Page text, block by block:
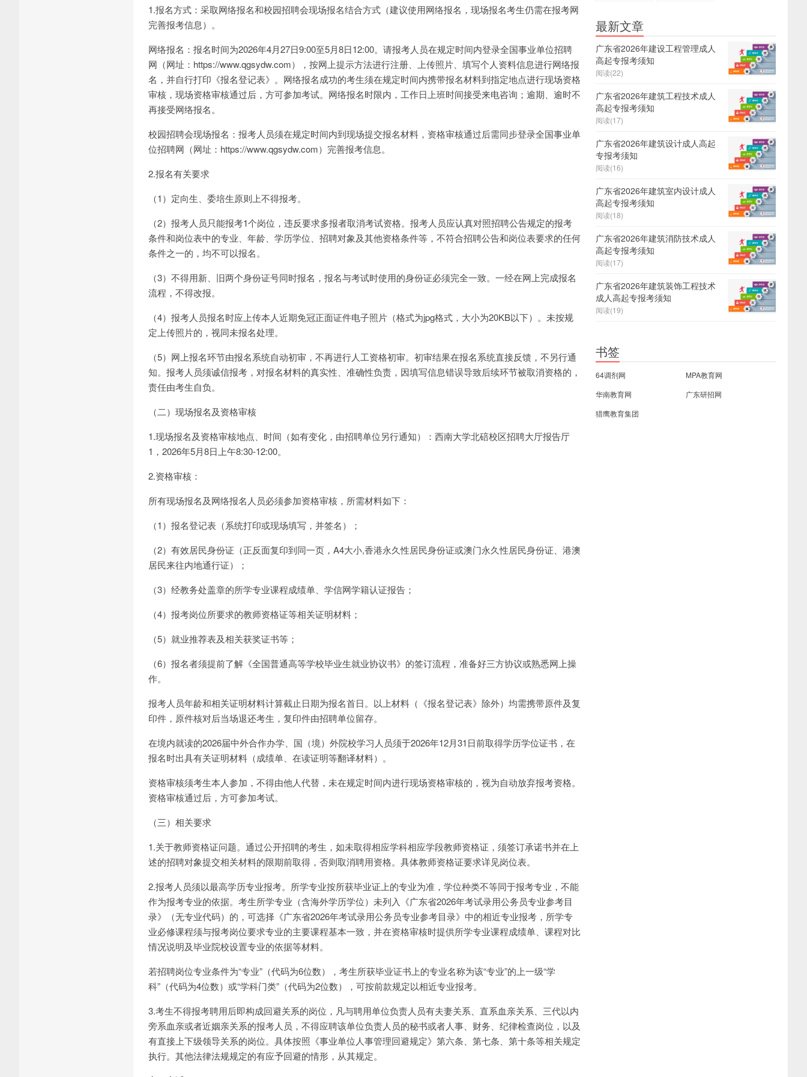
1.报名方式：采取网络报名和校园招聘会现场报名结合方式（建议使用网络报名，现场报名考生仍需在报考网
完善报考信息）。
网络报名：报名时间为2026年4月27日9:00至5月8日12:00。请报考人员在规定时间内登录全国事业单位招聘
网（网址：https://www.qgsydw.com），按网上提示方法进行注册、上传照片、填写个人资料信息进行网络报
名，并自行打印《报名登记表》。网络报名成功的考生须在规定时间内携带报名材料到指定地点进行现场资格
审核，现场资格审核通过后，方可参加考试。网络报名时限内，工作日上班时间接受来电咨询；逾期、逾时不
再接受网络报名。
校园招聘会现场报名：报考人员须在规定时间内到现场提交报名材料，资格审核通过后需同步登录全国事业单
位招聘网（网址：https://www.qgsydw.com）完善报考信息。
2.报名有关要求
（1）定向生、委培生原则上不得报考。
（2）报考人员只能报考1个岗位，违反要求多报者取消考试资格。报考人员应认真对照招聘公告规定的报考
条件和岗位表中的专业、年龄、学历学位、招聘对象及其他资格条件等，不符合招聘公告和岗位表要求的任何
条件之一的，均不可以报名。
（3）不得用新、旧两个身份证号同时报名，报名与考试时使用的身份证必须完全一致。一经在网上完成报名
流程，不得改报。
（4）报考人员报名时应上传本人近期免冠正面证件电子照片（格式为jpg格式，大小为20KB以下）。未按规
定上传照片的，视同未报名处理。
（5）网上报名环节由报名系统自动初审，不再进行人工资格初审。初审结果在报名系统直接反馈，不另行通
知。报考人员须诚信报考，对报名材料的真实性、准确性负责，因填写信息错误导致后续环节被取消资格的，
责任由考生自负。
（二）现场报名及资格审核
1.现场报名及资格审核地点、时间（如有变化，由招聘单位另行通知）：西南大学北碚校区招聘大厅报告厅
1，2026年5月8日上午8:30-12:00。
2.资格审核：
所有现场报名及网络报名人员必须参加资格审核，所需材料如下：
（1）报名登记表（系统打印或现场填写，并签名）；
（2）有效居民身份证（正反面复印到同一页，A4大小,香港永久性居民身份证或澳门永久性居民身份证、港澳
居民来往内地通行证）；
（3）经教务处盖章的所学专业课程成绩单、学信网学籍认证报告；
（4）报考岗位所要求的教师资格证等相关证明材料；
（5）就业推荐表及相关获奖证书等；
（6）报名者须提前了解《全国普通高等学校毕业生就业协议书》的签订流程，准备好三方协议或熟悉网上操
作。
报考人员年龄和相关证明材料计算截止日期为报名首日。以上材料（《报名登记表》除外）均需携带原件及复
印件，原件核对后当场退还考生，复印件由招聘单位留存。
在境内就读的2026届中外合作办学、国（境）外院校学习人员须于2026年12月31日前取得学历学位证书，在
报名时出具有关证明材料（成绩单、在读证明等翻译材料）。
资格审核须考生本人参加，不得由他人代替，未在规定时间内进行现场资格审核的，视为自动放弃报考资格。
资格审核通过后，方可参加考试。
（三）相关要求
1.关于教师资格证问题。通过公开招聘的考生，如未取得相应学科相应学段教师资格证，须签订承诺书并在上
述的招聘对象提交相关材料的限期前取得，否则取消聘用资格。具体教师资格证要求详见岗位表。
2.报考人员须以最高学历专业报考。所学专业按所获毕业证上的专业为准，学位种类不等同于报考专业，不能
作为报考专业的依据。考生所学专业（含海外学历学位）未列入《广东省2026年考试录用公务员专业参考目
录》（无专业代码）的，可选择《广东省2026年考试录用公务员专业参考目录》中的相近专业报考，所学专
业必修课程须与报考岗位要求专业的主要课程基本一致，并在资格审核时提供所学专业课程成绩单、课程对比
情况说明及毕业院校设置专业的依据等材料。
若招聘岗位专业条件为“专业”（代码为6位数），考生所获毕业证书上的专业名称为该“专业”的上一级“学
科”（代码为4位数）或“学科门类”（代码为2位数），可按前款规定以相近专业报考。
3.考生不得报考聘用后即构成回避关系的岗位，凡与聘用单位负责人员有夫妻关系、直系血亲关系、三代以内
旁系血亲或者近姻亲关系的报考人员，不得应聘该单位负责人员的秘书或者人事、财务、纪律检查岗位，以及
有直接上下级领导关系的岗位。具体按照《事业单位人事管理回避规定》第六条、第七条、第十条等相关规定
执行。其他法律法规规定的有应予回避的情形，从其规定。
最新文章
广东省2026年建设工程管理成人
高起专报考须知
阅读(22)
广东省2026年建筑工程技术成人
高起专报考须知
阅读(17)
广东省2026年建筑设计成人高起
专报考须知
阅读(16)
广东省2026年建筑室内设计成人
高起专报考须知
阅读(18)
广东省2026年建筑消防技术成人
高起专报考须知
阅读(17)
广东省2026年建筑装饰工程技术
成人高起专报考须知
阅读(19)
书签
64调剂网
MPA教育网
华南教育网
广东研招网
猎鹰教育集团